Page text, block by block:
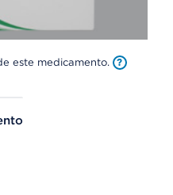
este medicamento.